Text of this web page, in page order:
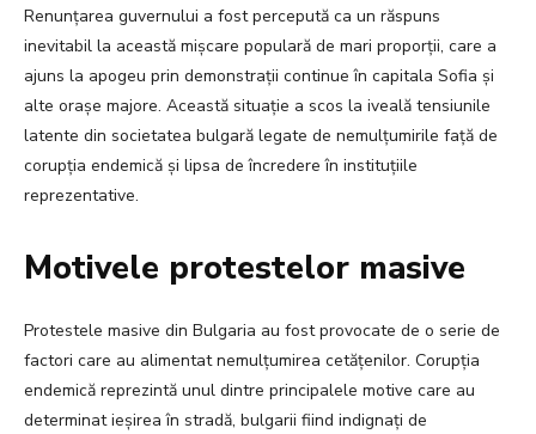
Renunțarea guvernului a fost percepută ca un răspuns
inevitabil la această mișcare populară de mari proporții, care a
ajuns la apogeu prin demonstrații continue în capitala Sofia și
alte orașe majore. Această situație a scos la iveală tensiunile
latente din societatea bulgară legate de nemulțumirile față de
corupția endemică și lipsa de încredere în instituțiile
reprezentative.
Motivele protestelor masive
Protestele masive din Bulgaria au fost provocate de o serie de
factori care au alimentat nemulțumirea cetățenilor. Corupția
endemică reprezintă unul dintre principalele motive care au
determinat ieșirea în stradă, bulgarii fiind indignați de